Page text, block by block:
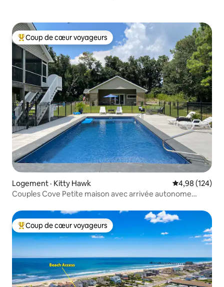
Coup de cœur voyageurs parmi les plus aimés
Coup de cœur voyageurs
Logement · Kitty Hawk Note
4,98 (124)
Couples Cove Petite maison avec arrivée autonome
Coup de cœur voyageurs parmi les plus aimés
Coup de cœur voyageurs